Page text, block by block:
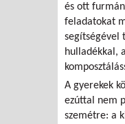
és ott
feladatokat
segítségével
hulladékkal,
A gyerekek
ezúttal nem
szemétre: a